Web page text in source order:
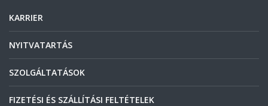
KARRIER
NYITVATARTÁS
SZOLGÁLTATÁSOK
FIZETÉSI ÉS SZÁLLÍTÁSI FELTÉTELEK